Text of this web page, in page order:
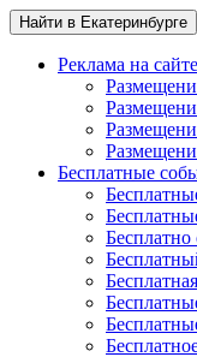
Найти в Екатеринбурге
Реклама на сайте
Бесплатные
Бесплатно